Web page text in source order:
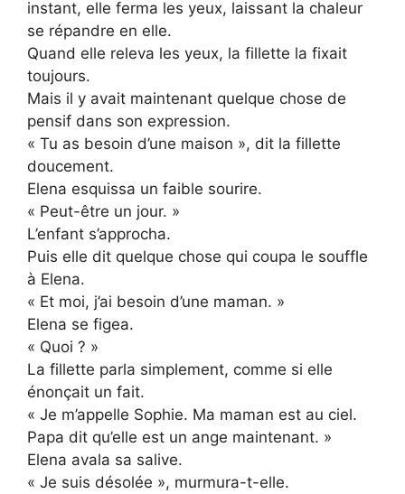
instant, elle ferma les yeux, laissant la chaleur
se répandre en elle.
Quand elle releva les yeux, la fillette la fixait
toujours.
Mais il y avait maintenant quelque chose de
pensif dans son expression.
« Tu as besoin d’une maison », dit la fillette
doucement.
Elena esquissa un faible sourire.
« Peut-être un jour. »
L’enfant s’approcha.
Puis elle dit quelque chose qui coupa le souffle
à Elena.
« Et moi, j’ai besoin d’une maman. »
Elena se figea.
« Quoi ? »
La fillette parla simplement, comme si elle
énonçait un fait.
« Je m’appelle Sophie. Ma maman est au ciel.
Papa dit qu’elle est un ange maintenant. »
Elena avala sa salive.
« Je suis désolée », murmura-t-elle.